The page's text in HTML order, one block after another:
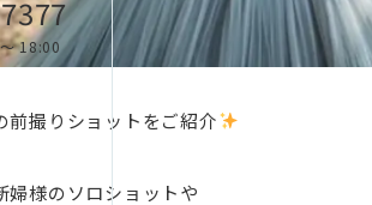
18:00
前撮りショットをご紹介
婦様のソロショットや